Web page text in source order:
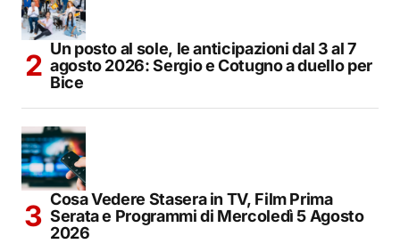
Un posto al sole, le anticipazioni dal 3 al 7
agosto 2026: Sergio e Cotugno a duello per
Bice
Cosa Vedere Stasera in TV, Film Prima
Serata e Programmi di Mercoledì 5 Agosto
2026